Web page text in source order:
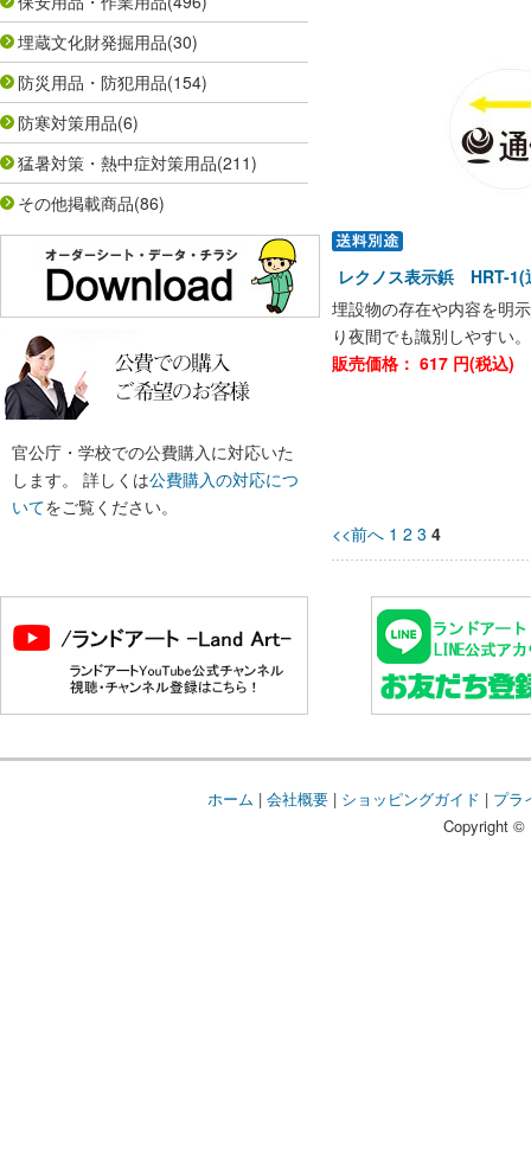
埋蔵文化財発掘用品(30)
防災用品・防犯用品(154)
防寒対策用品(6)
猛暑対策・熱中症対策用品(211)
その他掲載商品(86)
官公庁・学校での公費購入に対応いた
します。 詳しくは公費購入の対応につ
いてをご覧ください。
レクノス表示鋲 HRT-
埋設物の存在や内容を明
り夜間でも識別しやすい。
販売価格： 617 円(税込)
<<前へ 1 2 3 4
ホーム | 会社概要| ショッピングガイド | プラ
Copyright ©